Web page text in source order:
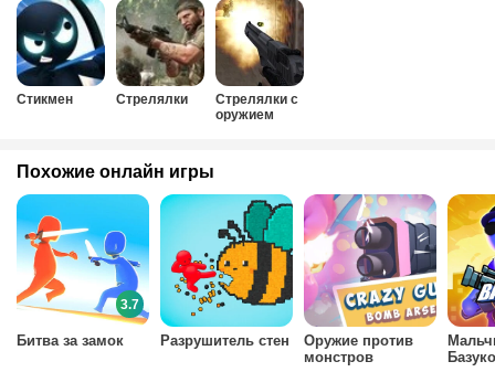
Стикмен Стрелялки
Стрелялки с
оружием
Похожие онлайн игры
Битва за замок
3.7
Разрушитель стен
Оружие против
монстров